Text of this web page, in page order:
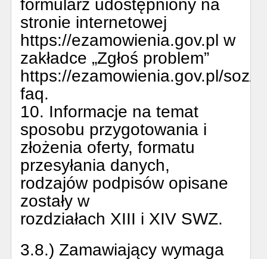
formularz udostępniony na
stronie internetowej
https://ezamowienia.gov.pl w
zakładce „Zgłoś problem”
https://ezamowienia.gov.pl/soz/
faq.
10. Informacje na temat
sposobu przygotowania i
złożenia oferty, formatu
przesyłania danych,
rodzajów podpisów opisane
zostały w
rozdziałach XIII i XIV SWZ.
3.8.) Zamawiający wymaga